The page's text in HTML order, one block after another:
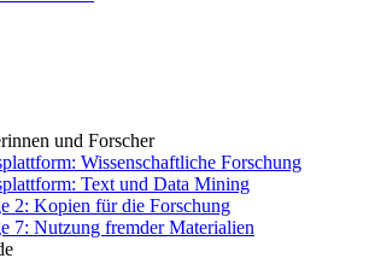
und Forscher
Wissenschaftliche Forschung
Text und Data Mining
2: Kopien für die Forschung
7: Nutzung fremder Materialien